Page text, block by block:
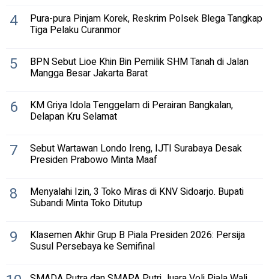
4 Pura-pura Pinjam Korek, Reskrim Polsek Blega Tangkap
Tiga Pelaku Curanmor
5 BPN Sebut Lioe Khin Bin Pemilik SHM Tanah di Jalan
Mangga Besar Jakarta Barat
6 KM Griya Idola Tenggelam di Perairan Bangkalan,
Delapan Kru Selamat
7 Sebut Wartawan Londo Ireng, IJTI Surabaya Desak
Presiden Prabowo Minta Maaf
8 Menyalahi Izin, 3 Toko Miras di KNV Sidoarjo. Bupati
Subandi Minta Toko Ditutup
9 Klasemen Akhir Grup B Piala Presiden 2026: Persija
Susul Persebaya ke Semifinal